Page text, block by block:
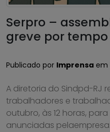
Serpro –
greve por
Publicado por Imprensa em
A diretoria do Sindpd-RJ
trabalhadores e
outubro, às 12 horas,
anunciadas